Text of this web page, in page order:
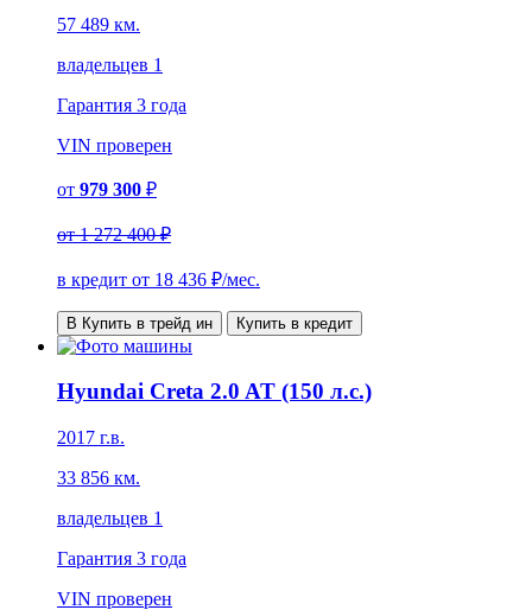
57 489 км.
владельцев 1
Гарантия 3 года
VIN проверен
от 979 300 ₽
от1 272 400 ₽
в кредит от 18 436 ₽/мес.
В Купить в трейд ин Купить в кредит
Hyundai Creta 2.0 AT (150 л.с.)
2017 г.в.
33 856 км.
владельцев 1
Гарантия 3 года
VIN проверен